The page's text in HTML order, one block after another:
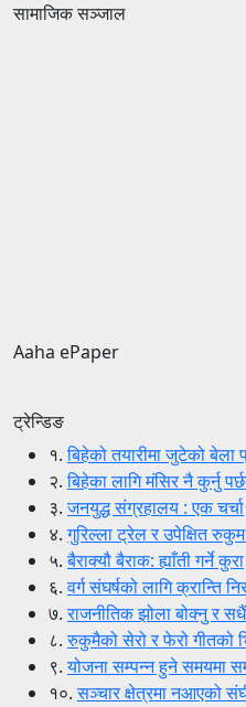
सामाजिक सञ्जाल
Aaha ePaper
ट्रेन्डिङ
१.बिहेको तयारीमा जुटेको बेला
२.बिहेका लागि मंसिर नै कुर्नु
३.जनयुद्ध संग्रहालय : एक चर्चा
४.गुरिल्ला ट्रेल र उपेक्षित
५.बैराक्यौ बैराक: ह्याँती गर्ने कुरा
६.वर्ग संघर्षको लागि क्रान्ति
७.राजनीतिक झोला बोक्नु र
८.रुकुमैको सेरो र फेरो गीतको
९.योजना सम्पन्न हुने समयमा
१०.सञ्चार क्षेत्रमा नआएको